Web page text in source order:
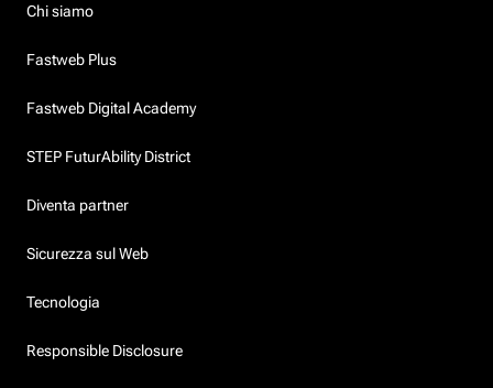
Chi siamo
Fastweb Plus
Fastweb Digital Academy
STEP FuturAbility District
Diventa partner
Sicurezza sul Web
Tecnologia
Responsible Disclosure